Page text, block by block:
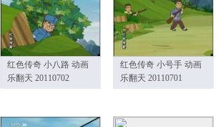
红色传奇 小八路 动画
乐翻天 20110702
红色传奇 小号手 动画
乐翻天 20110701